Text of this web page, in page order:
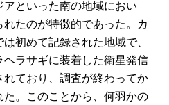
アといった南の地域におい
たのが特徴的であった。カ
初めて記録された地域で、
ラサギに装着した衛星発信
ており、調査が終わってか
た。このことから、何羽かの